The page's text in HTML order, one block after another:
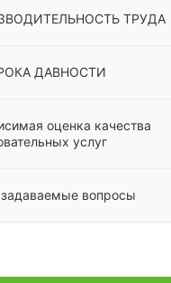
ТРУДА
ДАВНОСТИ
оценка качества
услуг
вопросы